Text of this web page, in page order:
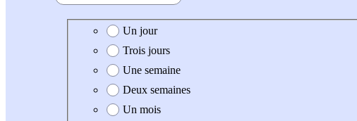
Date de création de l'offre
Un jour
Trois jours
Une semaine
Deux semaines
Un mois